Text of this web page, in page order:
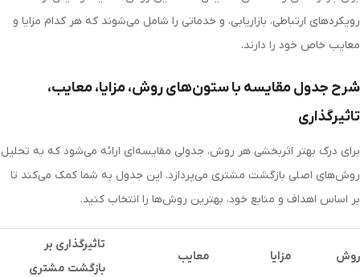
رویکردهای ارتباطی، بازاریابی، و خدماتی را شامل می‌شوند که هر کدام مزایا و
معایب خاص خود را دارند.
شرح جدول مقایسه با ستون‌های روش، مزایا، معایب،
تاثیرگذاری
برای درک بهتر اثربخشی هر روش، جدولی مقایسه‌ای ارائه می‌شود که به تحلیل
روش‌های اصلی بازگشت مشتری می‌پردازد. این جدول به شما کمک می‌کند تا
بر اساس اهداف و منابع خود، بهترین روش‌ها را انتخاب کنید.
روش مزایا معایب
تاثیرگذاری بر
بازگشت مشتری